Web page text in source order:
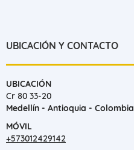
UBICACIÓN Y CONTACTO
UBICACIÓN
Cr 80 33-20
Medellín - Antioquia - Colombia
MÓVIL
+573012429142